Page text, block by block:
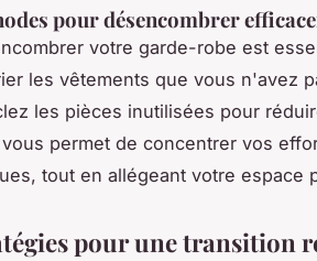
pour désencombrer
votre garde-robe est
les vêtements que vous n'avez
les pièces inutilisées pour
vous permet de concentrer vos
tout en allégeant votre espace
pour une transition